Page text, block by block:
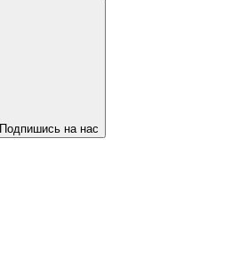
Подпишись на нас